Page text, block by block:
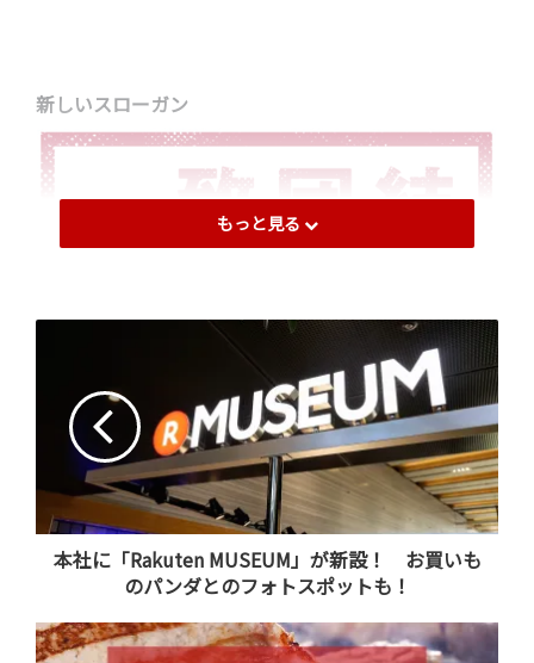
新しいスローガン
ヴィッセル神戸のクラブ理念が反映される「一致団結」
のスローガン。クラブの団結力をさらに高め、まい進し
ていくという熱い思いが込められています。このスロー
ガンは、楽天社長 三木谷の父親であり、ヴィッセル神戸
の取締役であった故三木谷 良一氏がチームの根幹を成す
コンセプトとして、クラブに贈った言葉だそうです。そし
て、今年からは成長著しく、熾烈な競争が繰り広げられ
るアジアサッカーにおいてNo1クラブを目指すという志が
Asia」と新しいものとなりました。
もっと見る
本社に「Rakuten MUSEUM」が新設！ お買いも
のパンダとのフォトスポットも！